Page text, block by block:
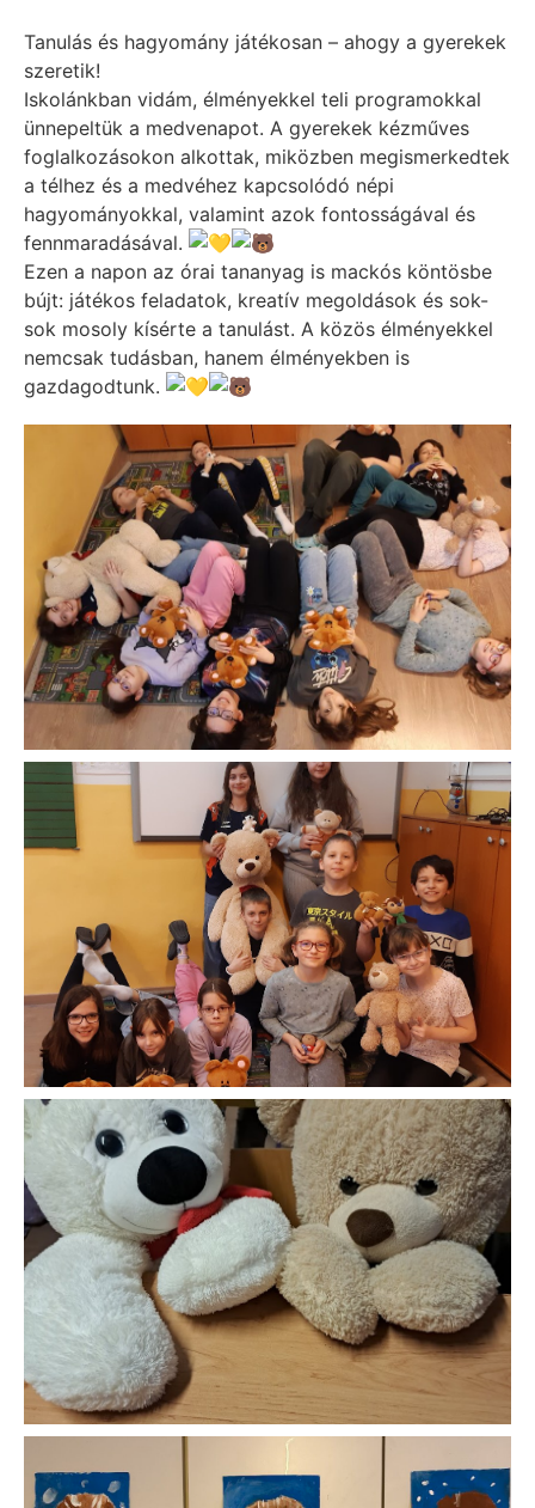
Tanulás és hagyomány játékosan – ahogy a gyerekek
szeretik!
Iskolánkban vidám, élményekkel teli programokkal
ünnepeltük a medvenapot. A gyerekek kézműves
foglalkozásokon alkottak, miközben megismerkedtek
a télhez és a medvéhez kapcsolódó népi
hagyományokkal, valamint azok fontosságával és
fennmaradásával.
Ezen a napon az órai tananyag is mackós köntösbe
bújt: játékos feladatok, kreatív megoldások és sok-
sok mosoly kísérte a tanulást. A közös élményekkel
nemcsak tudásban, hanem élményekben is
gazdagodtunk.